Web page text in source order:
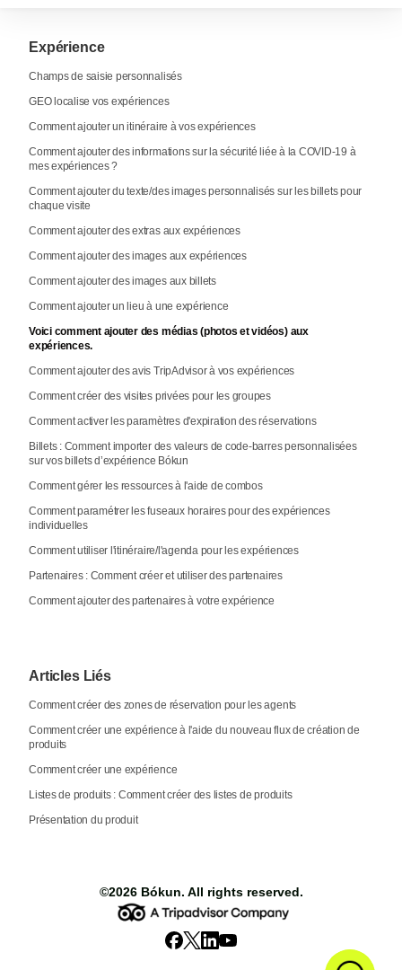
Expérience
Champs de saisie personnalisés
GEO localise vos expériences
Comment ajouter un itinéraire à vos expériences
Comment ajouter des informations sur la sécurité liée à la COVID-19 à
mes expériences ?
Comment ajouter du texte/des images personnalisés sur les billets pour
chaque visite
Comment ajouter des extras aux expériences
Comment ajouter des images aux expériences
Comment ajouter des images aux billets
Comment ajouter un lieu à une expérience
Voici comment ajouter des médias (photos et vidéos) aux
expériences.
Comment ajouter des avis TripAdvisor à vos expériences
Comment créer des visites privées pour les groupes
Comment activer les paramètres d'expiration des réservations
Billets : Comment importer des valeurs de code-barres personnalisées
sur vos billets d’expérience Bókun
Comment gérer les ressources à l'aide de combos
Comment paramétrer les fuseaux horaires pour des expériences
individuelles
Comment utiliser l'itinéraire/l'agenda pour les expériences
Partenaires : Comment créer et utiliser des partenaires
Comment ajouter des partenaires à votre expérience
Articles Liés
Comment créer des zones de réservation pour les agents
Comment créer une expérience à l'aide du nouveau flux de création de
produits
Comment créer une expérience
Listes de produits : Comment créer des listes de produits
Présentation du produit
©2026 Bókun. All rights reserved.